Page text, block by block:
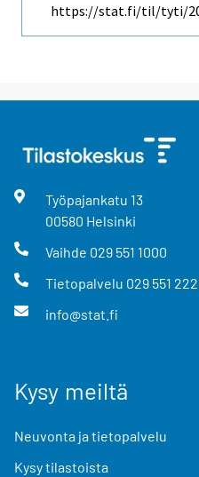
https://stat.fi/til/tyti/
Työpajankatu 13
00580 Helsinki
Vaihde 029 551 1000
Tietopalvelu 029 551
info@stat.fi
Kysy meiltä
Neuvonta ja tietopalvelu
Kysy tilastoista